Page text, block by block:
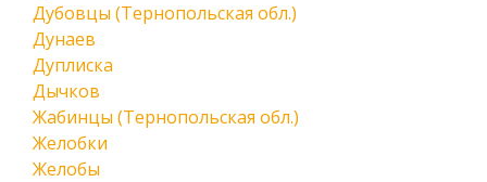
Дубовцы (Тернопольская обл.)
Дунаев
Дуплиска
Дычков
Жабинцы (Тернопольская обл.)
Желобки
Желобы